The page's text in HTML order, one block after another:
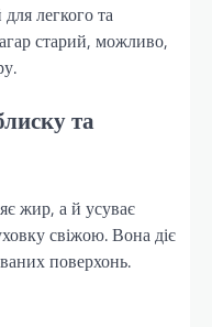
легкого та
старий, можливо,
та
жир, а й усуває
свіжою. Вона діє
поверхонь.